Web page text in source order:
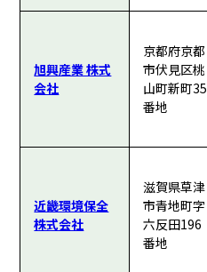
旭興産業 株式
会社
京都府京都
市伏見区桃
山町新町35
番地
近畿環境保全
株式会社
滋賀県草津
市青地町字
六反田196
番地